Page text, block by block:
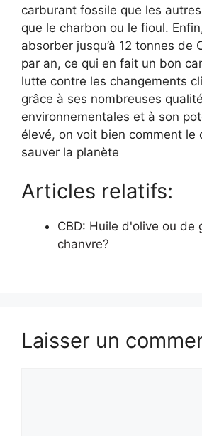
carburant fossile que les
que le charbon ou le fioul.
absorber jusqu’à 12 tonnes de
par an, ce qui en fait un bon
lutte contre les changements
grâce à ses nombreuses
environnementales et à son
élevé, on voit bien comment le
sauver la planète
Articles relatifs:
CBD: Huile d'olive ou de
chanvre?
Laisser un